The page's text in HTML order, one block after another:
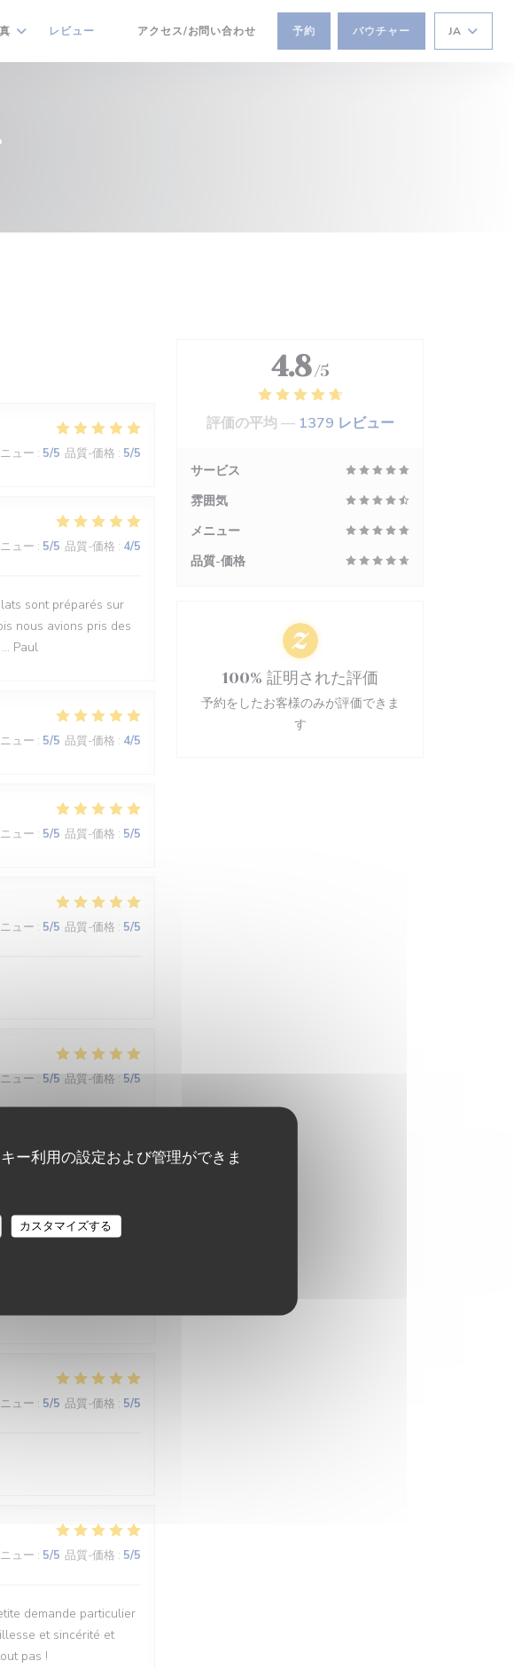
ー利用の設定および管理ができま
カスタマイズする
レビュー
((新しいウィンドウで開きます))
アクセス/お問い合わせ 予約 バウチャー JA
ュー : 5/5 品質-価格 : 5/5
ュー : 5/5 品質-価格 : 4/5
sont préparés sur
nous avions pris des
Paul
ュー : 5/5 品質-価格 : 4/5
ュー : 5/5 品質-価格 : 5/5
ュー : 5/5 品質-価格 : 5/5
ュー : 5/5 品質-価格 : 5/5
simplicité. On ne
ュー : 5/5 品質-価格 : 5/5
ュー : 5/5 品質-価格 : 5/5
demande particulier
et sincérité et
pas !
4.8 /5
評価の平均 — 1379 レビュー
サービス
雰囲気
メニュー
品質-価格
100% 証明された評価
予約をしたお客様のみが評価できま
す